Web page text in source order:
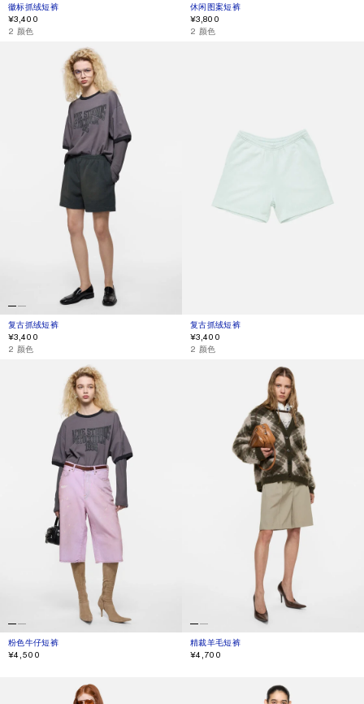
徽标抓绒短裤
当前颜色： 褪色粉色
價格：¥3,400。
¥3,400
,2 颜色
休闲图案短裤
当前颜色： 黑色
價格：¥3,800。
¥3,800
,2 颜色
复古抓绒短裤
当前颜色： 褪色黑色
價格：¥3,400。
¥3,400
,2 颜色
复古抓绒短裤
当前颜色： 浅薄荷色
價格：¥3,400。
¥3,400
,2 颜色
粉色牛仔短裤
当前颜色： 粉色
價格：¥4,500。
¥4,500
精裁羊毛短裤
当前颜色： 米色
價格：¥4,700。
¥4,700